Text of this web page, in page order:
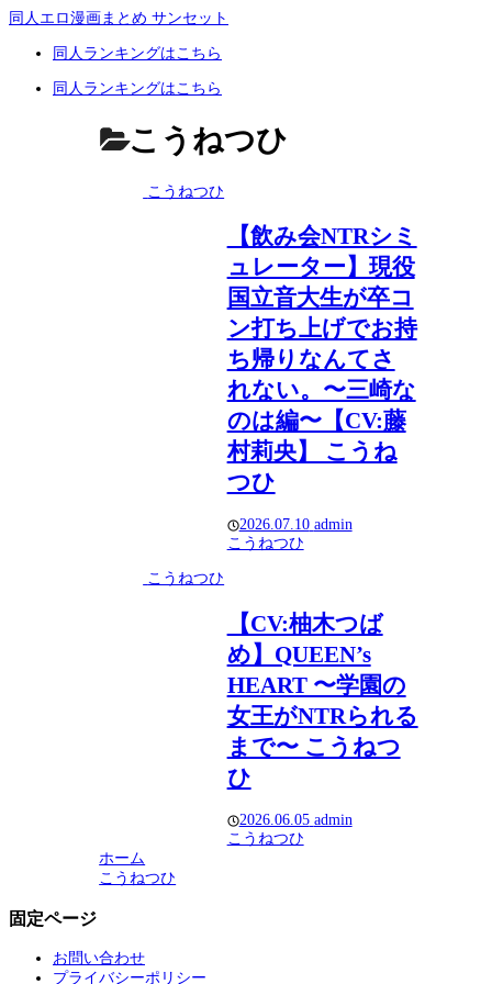
同人エロ漫画まとめ サンセット
同人ランキングはこちら
同人ランキングはこちら
こうねつひ
こうねつひ
【飲み会NTRシミ
ュレーター】現役
国立音大生が卒コ
ン打ち上げでお持
ち帰りなんてさ
れない。〜三崎な
のは編〜【CV:藤
村莉央】 こうね
つひ
2026.07.10 admin
こうねつひ
こうねつひ
【CV:柚木つば
め】QUEEN’s
HEART 〜学園の
女王がNTRられる
まで〜 こうねつ
ひ
2026.06.05 admin
こうねつひ
ホーム
こうねつひ
固定ページ
お問い合わせ
プライバシーポリシー